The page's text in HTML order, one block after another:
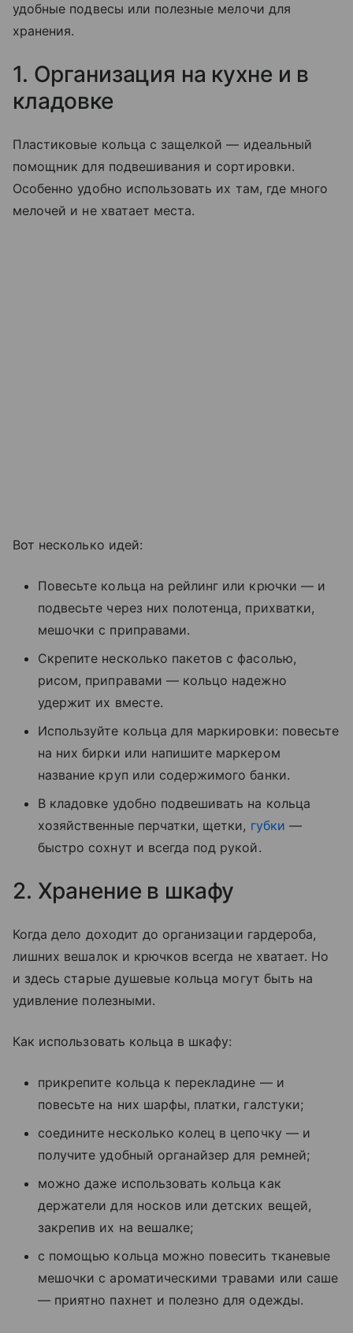
удобные подвесы или полезные мелочи для
хранения.
1. Организация на кухне и в
кладовке
Пластиковые кольца с защелкой — идеальный
помощник для подвешивания и сортировки.
Особенно удобно использовать их там, где много
мелочей и не хватает места.
Вот несколько идей:
Повесьте кольца на рейлинг или крючки — и
подвесьте через них полотенца, прихватки,
мешочки с приправами.
Скрепите несколько пакетов с фасолью,
рисом, приправами — кольцо надежно
удержит их вместе.
Используйте кольца для маркировки: повесьте
на них бирки или напишите маркером
название круп или содержимого банки.
В кладовке удобно подвешивать на кольца
хозяйственные перчатки, щетки, губки —
быстро сохнут и всегда под рукой.
2. Хранение в шкафу
Когда дело доходит до организации гардероба,
лишних вешалок и крючков всегда не хватает. Но
и здесь старые душевые кольца могут быть на
удивление полезными.
Как использовать кольца в шкафу:
прикрепите кольца к перекладине — и
повесьте на них шарфы, платки, галстуки;
соедините несколько колец в цепочку — и
получите удобный органайзер для ремней;
можно даже использовать кольца как
держатели для носков или детских вещей,
закрепив их на вешалке;
с помощью кольца можно повесить тканевые
мешочки с ароматическими травами или саше
— приятно пахнет и полезно для одежды.